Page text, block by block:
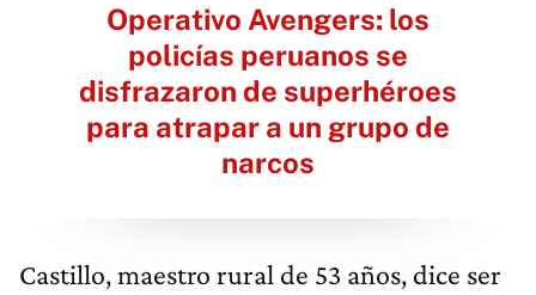
Operativo Avengers: los
policías peruanos se
disfrazaron de superhéroes
para atrapar a un grupo de
narcos
Castillo, maestro rural de 53 años, dice ser